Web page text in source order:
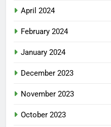
April 2024
February 2024
January 2024
December 2023
November 2023
October 2023